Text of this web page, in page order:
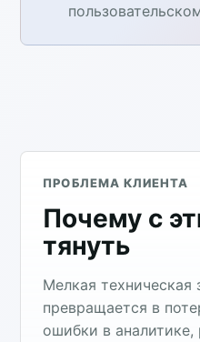
ПРОБЛЕМА КЛИЕНТА
Почему с
тянуть
Мелкая техническая
превращается в
ошибки в аналитике,